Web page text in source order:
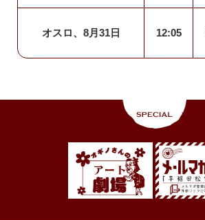
オスロ、8月31日 12:05